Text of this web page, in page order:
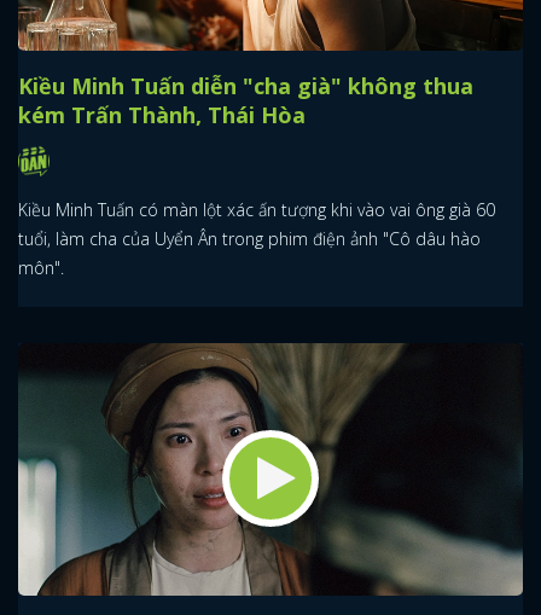
Kiều Minh Tuấn diễn "cha già" không thua
kém Trấn Thành, Thái Hòa
Kiều Minh Tuấn có màn lột xác ấn tượng khi vào vai ông già 60
tuổi, làm cha của Uyển Ân trong phim điện ảnh "Cô dâu hào
môn".